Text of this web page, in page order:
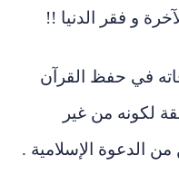
و فقر الدنيا !!
في حفظ القرآن
لكونه من غير
من الدعوة الإسلامية .